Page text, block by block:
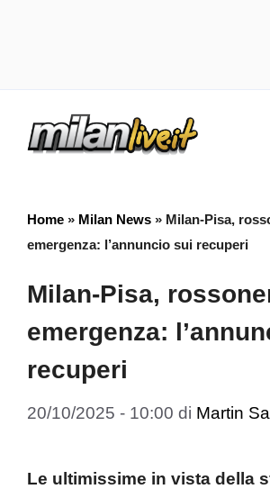
Home » Milan News » Milan-Pisa,
emergenza: l’annuncio sui recuperi
Milan-Pisa,
emergenza:
recuperi
20/10/2025 - 10:00 di Martin
Le ultimissime in vista della